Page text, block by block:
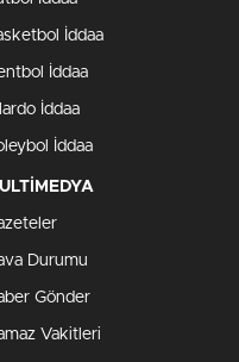
İddaa
İddaa
İddaa
İddaa
Durumu
Gönder
Vakitleri